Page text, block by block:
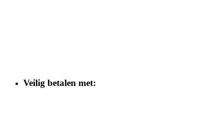
Veilig betalen met: